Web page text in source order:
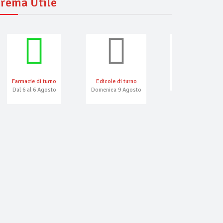
Farmacie di turno
Dal 6 al 6 Agosto
Edicole di turno
Domenica 9 Agosto